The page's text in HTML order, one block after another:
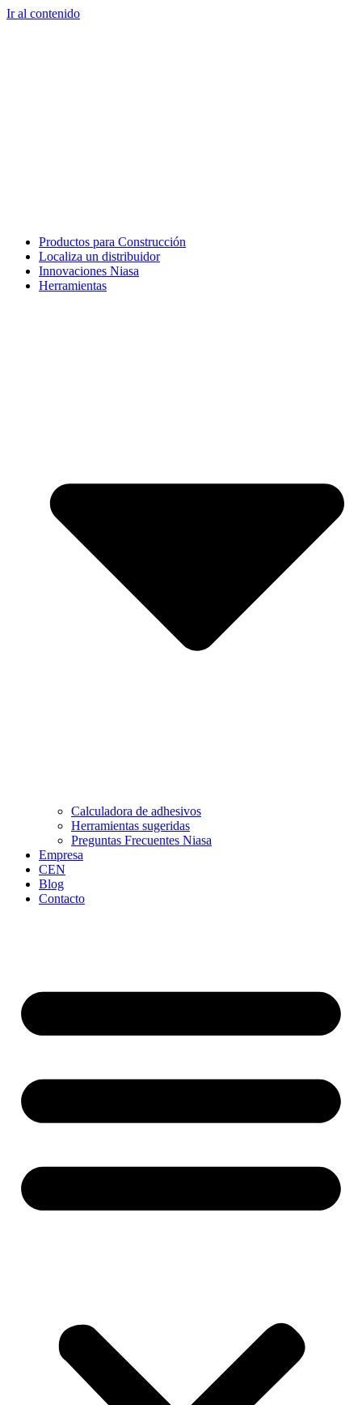
Ir al contenido
Productos para Construcción
Localiza un distribuidor
Innovaciones Niasa
Herramientas
Calculadora de adhesivos
Herramientas sugeridas
Preguntas Frecuentes Niasa
Empresa
CEN
Blog
Contacto